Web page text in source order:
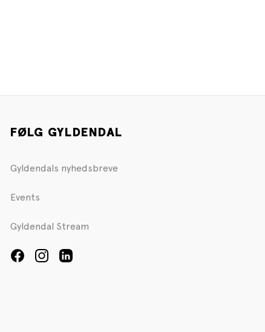
FØLG GYLDENDAL
Gyldendals nyhedsbreve
Events
Gyldendal Stream